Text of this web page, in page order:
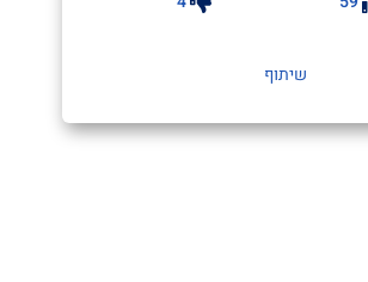
שיתוף